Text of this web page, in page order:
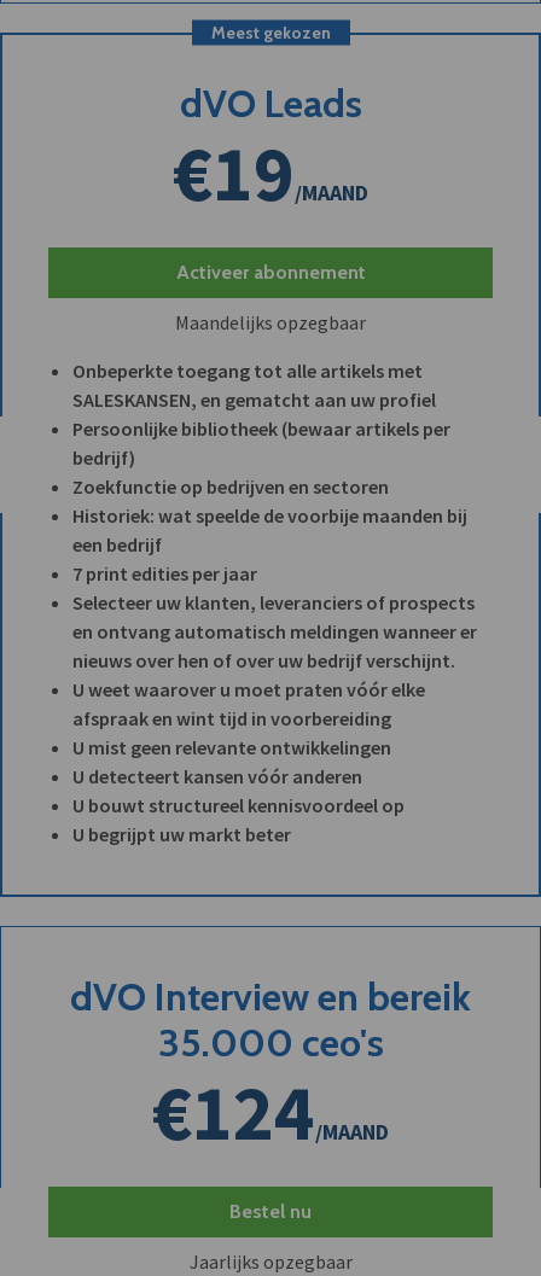
Meest gekozen
dVO Leads
€19/MAAND
Activeer abonnement
Maandelijks opzegbaar
Onbeperkte toegang tot alle artikels met
SALESKANSEN, en gematcht aan uw profiel
Persoonlijke bibliotheek (bewaar artikels per
bedrijf)
Zoekfunctie op bedrijven en sectoren
Historiek: wat speelde de voorbije maanden bij
een bedrijf
7 print edities per jaar
Selecteer uw klanten, leveranciers of prospects
en ontvang automatisch meldingen wanneer er
nieuws over hen of over uw bedrijf verschijnt.
U weet waarover u moet praten vóór elke
afspraak en wint tijd in voorbereiding
U mist geen relevante ontwikkelingen
U detecteert kansen vóór anderen
U bouwt structureel kennisvoordeel op
U begrijpt uw markt beter
dVO Interview en bereik
35.000 ceo's
€124/MAAND
Bestel nu
Jaarlijks opzegbaar